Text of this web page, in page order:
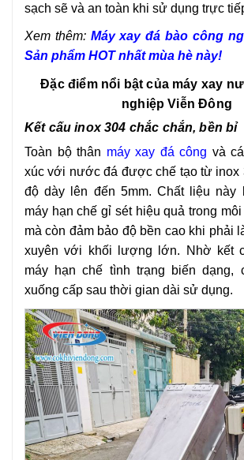
sạch sẽ và an toàn khi sử dụng trực
Xem thêm: Máy xay đá bào công
Sản phẩm HOT nhất mùa hè này!
Đặc điểm nổi bật của máy xay
nghiệp Viễn Đông
Kết cấu inox 304 chắc chắn, bền bỉ
Toàn bộ thân máy xay đá công và
xúc với nước đá được chế tạo từ inox
độ dày lên đến 5mm. Chất liệu này
máy hạn chế gỉ sét hiệu quả trong
mà còn đảm bảo độ bền cao khi phải
xuyên với khối lượng lớn. Nhờ kết
máy hạn chế tình trạng biến dạng,
xuống cấp sau thời gian dài sử dụng.